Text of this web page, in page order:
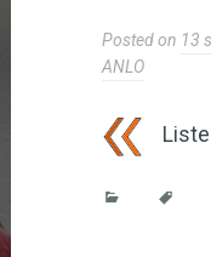
Posted on 13
ANLO